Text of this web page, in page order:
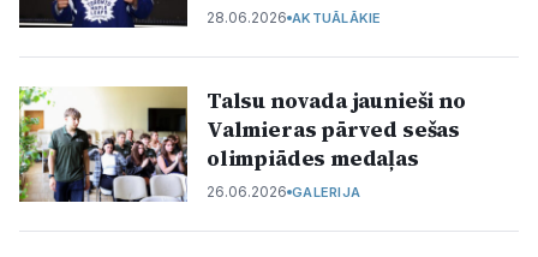
28.06.2026 AKTUĀLĀKIE
Talsu novada jaunieši no
Valmieras pārved sešas
olimpiādes medaļas
26.06.2026 GALERIJA